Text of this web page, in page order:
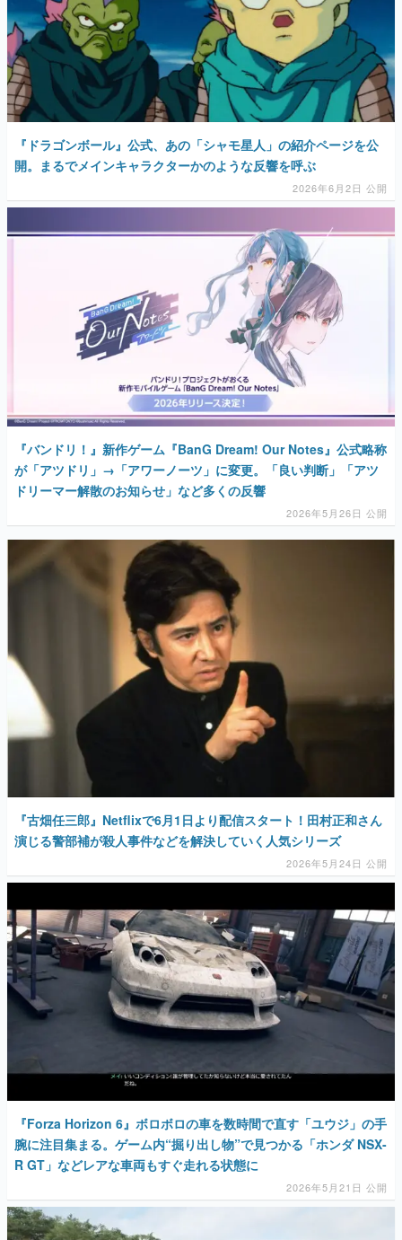
『ドラゴンボール』公式、あの「シャモ星人」の紹介ページを公
開。まるでメインキャラクターかのような反響を呼ぶ
2026年6月2日 公開
『バンドリ！』新作ゲーム『BanG Dream! Our Notes』公式略称
が「アツドリ」→「アワーノーツ」に変更。「良い判断」「アツ
ドリーマー解散のお知らせ」など多くの反響
2026年5月26日 公開
『古畑任三郎』Netflixで6月1日より配信スタート！田村正和さん
演じる警部補が殺人事件などを解決していく人気シリーズ
2026年5月24日 公開
『Forza Horizon 6』ボロボロの車を数時間で直す「ユウジ」の手
腕に注目集まる。ゲーム内“掘り出し物”で見つかる「ホンダ NSX-
R GT」などレアな車両もすぐ走れる状態に
2026年5月21日 公開